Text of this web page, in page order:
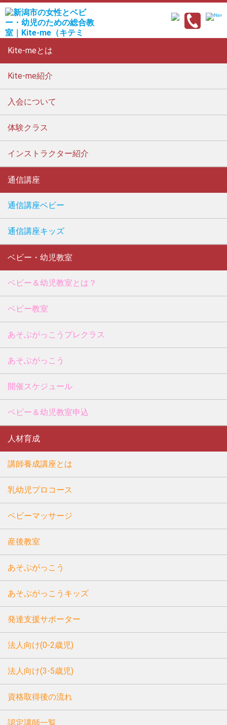
Kite-meとは
Kite-me紹介
入会について
体験クラス
インストラクター紹介
通信講座
通信講座ベビー
通信講座キッズ
ベビー・幼児教室
ベビー＆幼児教室とは？
ベビー教室
あそぶがっこうプレクラス
あそぶがっこう
開催スケジュール
ベビー＆幼児教室申込
人材育成
講師養成講座とは
乳幼児プロコース
ベビーマッサージ
産後教室
あそぶがっこう
あそぶがっこうキッズ
発達支援サポーター
法人向け(0-2歳児)
法人向け(3-5歳児)
資格取得後の流れ
認定講師一覧